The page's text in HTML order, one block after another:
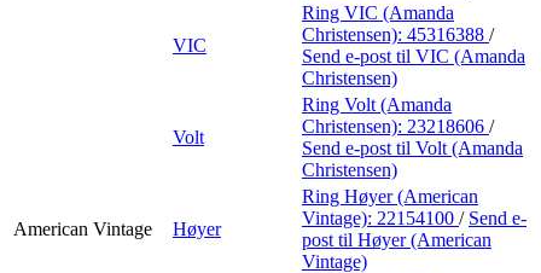
VIC
Ring VIC (Amanda
Christensen): 45316388 /
Send e-post til VIC (Amanda
Christensen)
Volt
Ring Volt (Amanda
Christensen): 23218606 /
Send e-post til Volt (Amanda
Christensen)
American Vintage Høyer
Ring Høyer (American
Vintage): 22154100 / Send e-
post til Høyer (American
Vintage)